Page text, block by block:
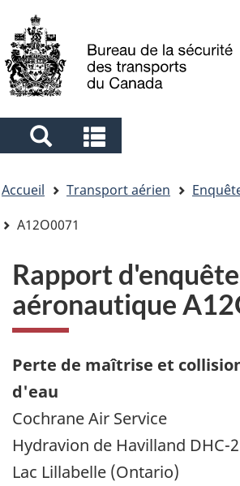
to
main
to
"About
à
la
Sélection
de
la
langue
Search
and
menus
and
menus
êtes
ici
Accueil Transport aérien
A12O0071
Rapport d'enquête
aéronautique
Perte de maîtrise et
d'eau
Cochrane Air Service
Hydravion de Havilland DHC-
Lac Lillabelle (Ontario)